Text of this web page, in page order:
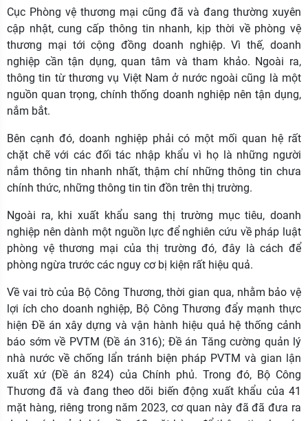
Cục Phòng vệ thương mại cũng đã và đang thường xuyên
cập nhật, cung cấp thông tin nhanh, kịp thời về phòng vệ
thương mại tới cộng đồng doanh nghiệp. Vì thế, doanh
nghiệp cần tận dụng, quan tâm và tham khảo. Ngoài ra,
thông tin từ thương vụ Việt Nam ở nước ngoài cũng là một
nguồn quan trọng, chính thống doanh nghiệp nên tận dụng,
nắm bắt.
Bên cạnh đó, doanh nghiệp phải có một mối quan hệ rất
chặt chẽ với các đối tác nhập khẩu vì họ là những người
nắm thông tin nhanh nhất, thậm chí những thông tin chưa
chính thức, những thông tin tin đồn trên thị trường.
Ngoài ra, khi xuất khẩu sang thị trường mục tiêu, doanh
nghiệp nên dành một nguồn lực để nghiên cứu về pháp luật
phòng vệ thương mại của thị trường đó, đây là cách để
phòng ngừa trước các nguy cơ bị kiện rất hiệu quả.
Về vai trò của Bộ Công Thương, thời gian qua, nhằm bảo vệ
lợi ích cho doanh nghiệp, Bộ Công Thương đẩy mạnh thực
hiện Đề án xây dựng và vận hành hiệu quả hệ thống cảnh
báo sớm về PVTM (Đề án 316); Đề án Tăng cường quản lý
nhà nước về chống lẩn tránh biện pháp PVTM và gian lận
xuất xứ (Đề án 824) của Chính phủ. Trong đó, Bộ Công
Thương đã và đang theo dõi biến động xuất khẩu của 41
mặt hàng, riêng trong năm 2023, cơ quan này đã đã đưa ra